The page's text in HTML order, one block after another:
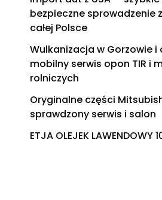
bezpieczne sprowadzenie
całej Polsce
Wulkanizacja w Gorzowie
mobilny serwis opon TIR i
rolniczych
Oryginalne części
sprawdzony serwis i salon
ETJA OLEJEK LAWENDOWY